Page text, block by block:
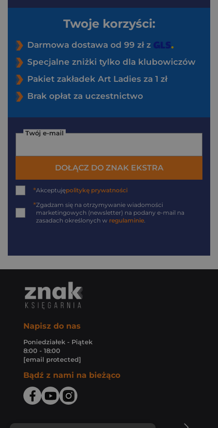
Twoje korzyści:
Darmowa dostawa od 99 zł z
Specjalne zniżki tylko dla klubowiczów
Pakiet zakładek Art Ladies za 1 zł
Brak opłat za uczestnictwo
Twój e-mail
DOŁĄCZ DO ZNAK EKSTRA
*Akceptujępolitykę prywatności
*Zgadzam się na otrzymywanie wiadomości
marketingowych (newsletter) na podany e-mail na
zasadach określonych w regulaminie
Napisz do nas
Poniedziałek - Piątek
8:00 - 18:00
[email protected]
Bądź z nami na bieżąco